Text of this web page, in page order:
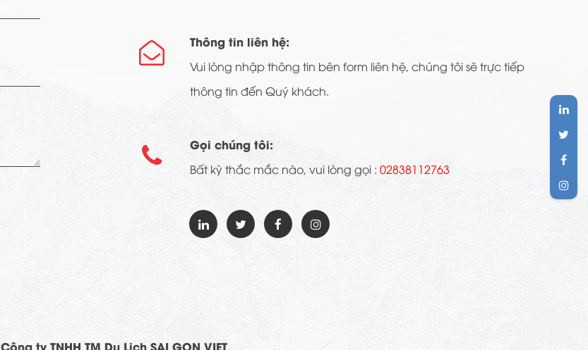
 Thông tin liên hệ:
Vui lòng nhập thông tin bên form liên hệ, chúng tôi sẽ trực tiếp
thông tin đến Quý khách.
 Gọi chúng tôi:
Bất kỳ thắc mắc nào, vui lòng gọi :02838112763
Công ty TNHH TM Du Lịch SAI GON VIET